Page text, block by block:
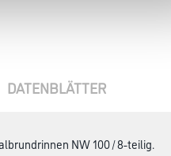
DATENBLÄTTER
NW 100 / 8-teilig.